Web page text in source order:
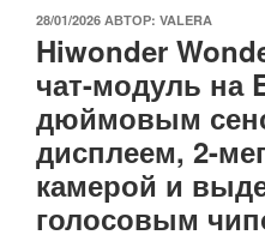
ОПУБЛИКОВАНО
28/01/2026 АВТОР: VALERA
Hiwonder
чат-модуль на
дюймовым
дисплеем, 2-
камерой и
голосовым